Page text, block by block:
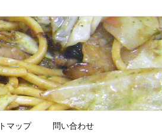
マップ 問い合わせ